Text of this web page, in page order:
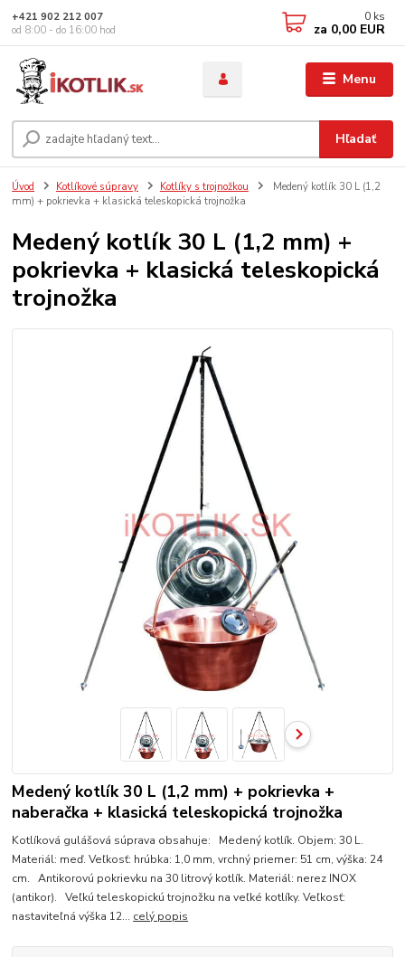
Menu
Hľadať
+421 902 212 007
od 8:00 - do 16:00 hod
0 ks
za 0,00 EUR
Úvod Kotlíkové súpravy Kotlíky s trojnožkou
Medený kotlík 30 L (1,2
mm) + pokrievka + klasická teleskopická trojnožka
Medený kotlík 30 L (1,2 mm) +
pokrievka + klasická teleskopická
trojnožka
Medený kotlík 30 L (1,2 mm) + pokrievka +
naberačka + klasická teleskopická trojnožka
Kotlíková gulášová súprava obsahuje: Medený kotlík. Objem: 30 L.
Materiál: meď. Veľkosť: hrúbka: 1,0 mm, vrchný priemer: 51 cm, výška: 24
cm. Antikorovú pokrievku na 30 litrový kotlík. Materiál: nerez INOX
(antikor). Veľkú teleskopickú trojnožku na veľké kotlíky. Veľkosť:
nastaviteľná výška 12... celý popis